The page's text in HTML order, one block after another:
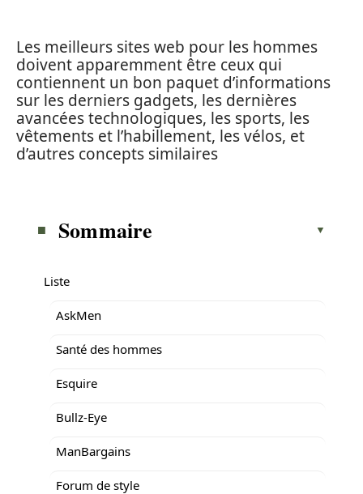
Les meilleurs sites web pour les hommes
doivent apparemment être ceux qui
contiennent un bon paquet d’informations
sur les derniers gadgets, les dernières
avancées technologiques, les sports, les
vêtements et l’habillement, les vélos, et
d’autres concepts similaires
Sommaire
Liste
AskMen
Santé des hommes
Esquire
Bullz-Eye
ManBargains
Forum de style